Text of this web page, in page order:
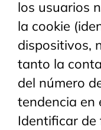
los usuarios
la cookie
dispositivos,
tanto la
del número
tendencia en
Identificar